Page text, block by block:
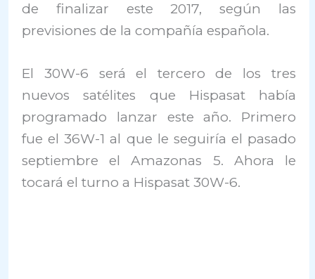
de finalizar este 2017, según las
previsiones de la compañía española.
El 30W-6 será el tercero de los tres
nuevos satélites que Hispasat había
programado lanzar este año. Primero
fue el 36W-1 al que le seguiría el pasado
septiembre el Amazonas 5. Ahora le
tocará el turno a Hispasat 30W-6.